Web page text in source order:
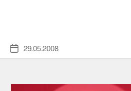
Veröffentlichungsdatum
29.05.2008